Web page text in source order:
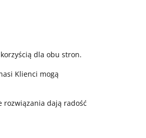
dla obu stron.
Klienci mogą
rozwiązania dają radość